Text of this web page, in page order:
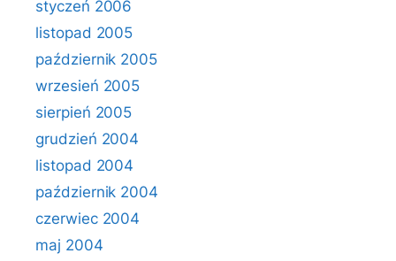
styczeń 2006
listopad 2005
październik 2005
wrzesień 2005
sierpień 2005
grudzień 2004
listopad 2004
październik 2004
czerwiec 2004
maj 2004